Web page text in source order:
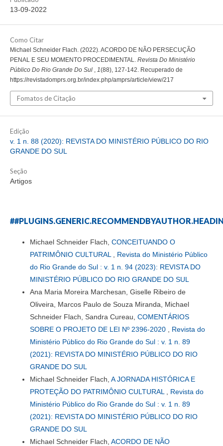
13-09-2022
Como Citar
Michael Schneider Flach. (2022). ACORDO DE NÃO PERSECUÇÃO
PENAL E SEU MOMENTO PROCEDIMENTAL. Revista Do Ministério
Público Do Rio Grande Do Sul
1(88), 127-142. Recuperado de
https://revistadomprs.org.br/index.php/amprs/article/view/217
Fomatos de Citação
Edição
v. 1 n. 88 (2020): REVISTA DO MINISTÉRIO PÚBLICO DO RIO
GRANDE DO SUL
Seção
Artigos
Michael Schneider Flach, CONCEITUANDO O
PATRIMÔNIO CULTURAL
Revista do Ministério Público
do Rio Grande do Sul : v. 1 n. 94 (2023): REVISTA DO
MINISTÉRIO PÚBLICO DO RIO GRANDE DO SUL
Ana Maria Moreira Marchesan, Giselle Ribeiro de
Oliveira, Marcos Paulo de Souza Miranda, Michael
Schneider Flach, Sandra Cureau, COMENTÁRIOS
SOBRE O PROJETO DE LEI Nº 2396-2020
Revista do
Ministério Público do Rio Grande do Sul : v. 1 n. 89
(2021): REVISTA DO MINISTÉRIO PÚBLICO DO RIO
GRANDE DO SUL
Michael Schneider Flach, A JORNADA HISTÓRICA E
PROTEÇÃO DO PATRIMÔNIO CULTURAL
Revista do
Ministério Público do Rio Grande do Sul : v. 1 n. 89
(2021): REVISTA DO MINISTÉRIO PÚBLICO DO RIO
GRANDE DO SUL
Michael Schneider Flach, ACORDO DE NÃO